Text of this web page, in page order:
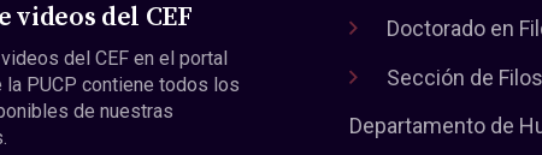
videos del CEF
del CEF en el portal
la PUCP contiene todos los
de nuestras
Doctorado en
Sección de
Departamento de